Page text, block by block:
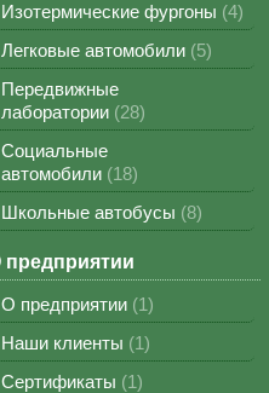
Изотермические фургоны 4
Легковые автомобили 5
Передвижные
лаборатории 28
Социальные
автомобили 18
Школьные автобусы 8
О предприятии
О предприятии 1
Наши клиенты
1
Сертификаты
1